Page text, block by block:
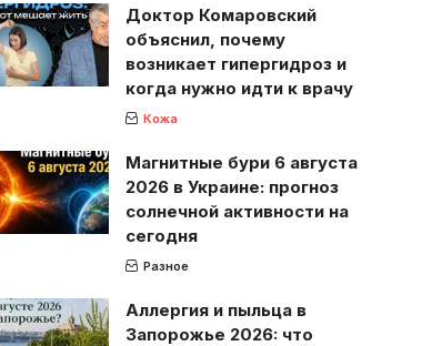
Доктор Комаровский
объяснил, почему
возникает гипергидроз и
когда нужно идти к врачу
Кожа
Магнитные бури 6 августа
2026 в Украине: прогноз
солнечной активности на
сегодня
Разное
Аллергия и пыльца в
Запорожье 2026: что